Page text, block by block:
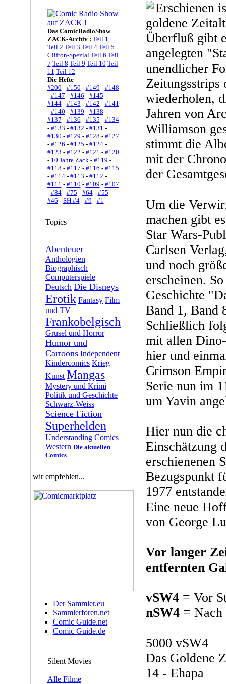
Das ComicRadioShow
ZACK-Archiv : Teil 1
Teil 2 Teil 3 Teil 4 Teil 5
Clifton-Spezial Teil 6 Teil
7 Teil 8 Teil 9 Teil 10 Teil
11 Teil 12
Die Hefte
#200 - #150 - #149 - #148
- #147 - #146 - #145 -
#144- #143 - #142 - #141
- #140 - #139 - #138 -
#137 - #136 - #135 - #134
- #133 - #132 - #131 -
#130 - #129 - #128 - #127
- #126 - #125 - #124-
#123 - #122 - #121 - #120
- 10 Jahre Zack- #119 -
#118 - #117 - #116 - #115
- #114- #113 - #112 -
#111 - #110 - #109 - #107
- #84- #75 - #64- #55 -
#46 - SH #4- #9 - #1
Topics
Abenteuer
Anthologien
Biographisch
Computerspiele
Deutsch Die Disneys
Erotik Fantasy Film
und TV
Frankobelgisch
Grusel und Horror
Humor und
Cartoons Independent
Kindercomics Krieg
Kunst Mangas
Mystery und Krimi
Politik und Geschichte
Schwarz-Weiss
Science Fiction
Superhelden
Understanding Comics
Western Die aktuellen
Comics
wir empfehlen...
Der Sammler.eu
Sammlerforen.net
Comic Guide.net
Comic Guide.de
Silent Movies
Alle Filme
Erschienen
goldene
Überfluß gibt
angelegten
unendlicher
Zeitungsstrips
wiederholen,
Jahren von
Williamson
stimmt die
mit der
der
Um die
machen gibt
Star Wars-
Carlsen
und noch
erscheinen.
Geschichte
Band 1, Band
Schließlich
mit allen
hier und
Crimson
Serie nun im
um Yavin
Hier nun die
Einschätzung
erschienenen
Bezugspunkt
1977
Eine neue
von George
Vor langer
entfernten
vSW4= Vor
nSW4= Nach
5000 vSW4
Das Goldene
14 - Ehapa